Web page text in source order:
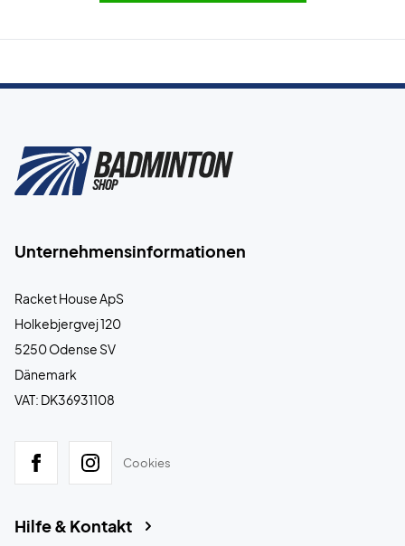
Unternehmensinformationen
Racket House ApS
Holkebjergvej 120
5250 Odense SV
Dänemark
VAT: DK36931108
Cookies
Hilfe & Kontakt